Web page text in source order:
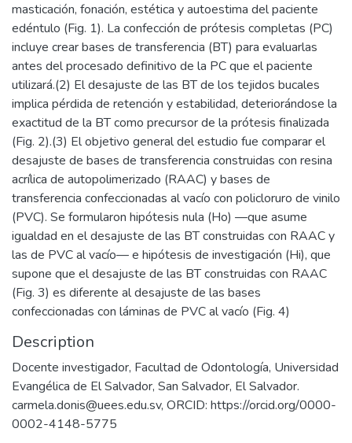
masticación, fonación, estética y autoestima del paciente
edéntulo (Fig. 1). La confección de prótesis completas (PC)
incluye crear bases de transferencia (BT) para evaluarlas
antes del procesado definitivo de la PC que el paciente
utilizará.(2) El desajuste de las BT de los tejidos bucales
implica pérdida de retención y estabilidad, deteriorándose la
exactitud de la BT como precursor de la prótesis finalizada
(Fig. 2).(3) El objetivo general del estudio fue comparar el
desajuste de bases de transferencia construidas con resina
acrílica de autopolimerizado (RAAC) y bases de
transferencia confeccionadas al vacío con policloruro de vinilo
(PVC). Se formularon hipótesis nula (Ho) —que asume
igualdad en el desajuste de las BT construidas con RAAC y
las de PVC al vacío— e hipótesis de investigación (Hi), que
supone que el desajuste de las BT construidas con RAAC
(Fig. 3) es diferente al desajuste de las bases
confeccionadas con láminas de PVC al vacío (Fig. 4)
Description
Docente investigador, Facultad de Odontología, Universidad
Evangélica de El Salvador, San Salvador, El Salvador.
carmela.donis@uees.edu.sv, ORCID: https://orcid.org/0000-
0002-4148-5775